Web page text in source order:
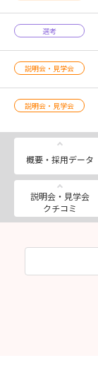
選考
説明会・見学会
説明会・見学会
概要・採用データ
説明会・見学会
クチコミ